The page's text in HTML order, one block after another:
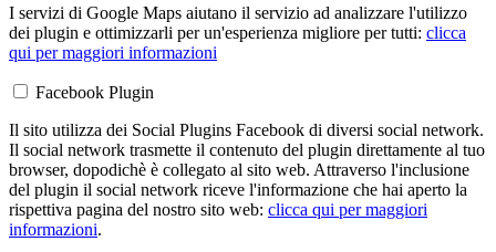
I servizi di Google Maps aiutano il servizio ad analizzare l'utilizzo
dei plugin e ottimizzarli per un'esperienza migliore per tutti: clicca
qui per maggiori informazioni
Facebook Plugin
Il sito utilizza dei Social Plugins Facebook di diversi social network.
Il social network trasmette il contenuto del plugin direttamente al tuo
browser, dopodichè è collegato al sito web. Attraverso l'inclusione
del plugin il social network riceve l'informazione che hai aperto la
rispettiva pagina del nostro sito web: clicca qui per maggiori
informazioni.